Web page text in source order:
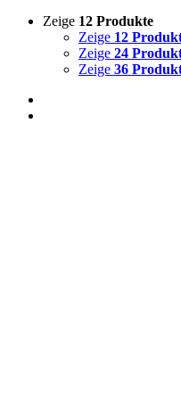
Zeige 12 Produkte
Zeige 12
Zeige 24
Zeige 36